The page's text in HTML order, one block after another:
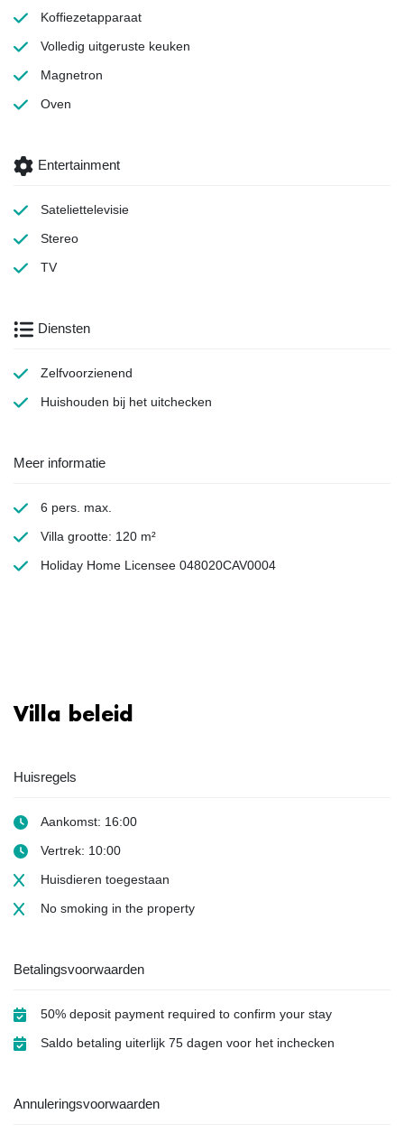
Koffiezetapparaat
Volledig uitgeruste keuken
Magnetron
Oven
Entertainment
Sateliettelevisie
Stereo
TV
Diensten
Zelfvoorzienend
Huishouden bij het uitchecken
Meer informatie
6 pers. max.
Villa grootte: 120 m²
Holiday Home Licensee 048020CAV0004
Villa beleid
Huisregels
Aankomst: 16:00
Vertrek: 10:00
Huisdieren toegestaan
No smoking in the property
Betalingsvoorwaarden
50% deposit payment required to confirm your stay
Saldo betaling uiterlijk 75 dagen voor het inchecken
Annuleringsvoorwaarden